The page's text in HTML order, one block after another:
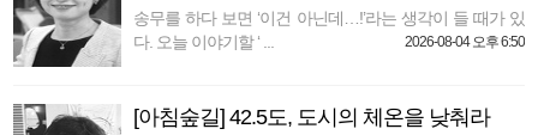
송무를 하다 보면 ‘이건 아닌데…!’라는 생각이 들 때가 있
다. 오늘 이야기할 ‘ ...
2026-08-04 오후 6:50
[아침숲길] 42.5도, 도시의 체온을 낮춰라